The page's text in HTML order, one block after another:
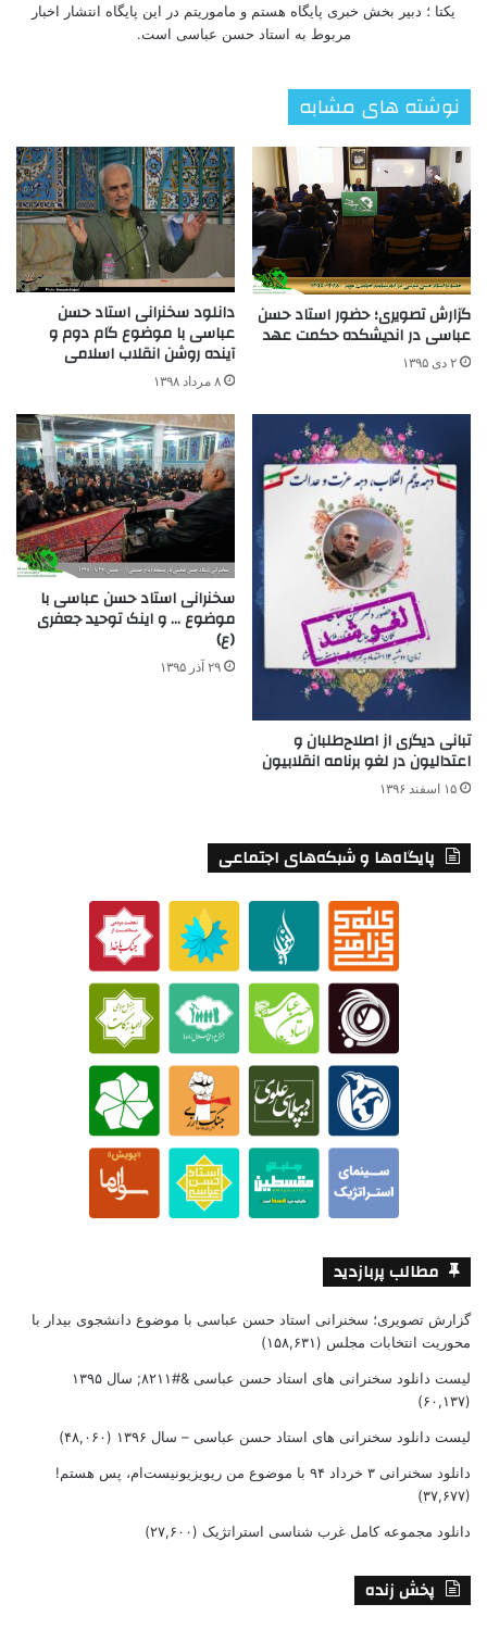
یکتا ؛ دبیر بخش خبری پایگاه هستم و ماموریتم در این پایگاه انتشار اخبار
مربوط به استاد حسن عباسی است.
نوشته های مشابه
گزارش تصویری؛ حضور استاد حسن
عباسی در اندیشکده حکمت عهد
۲ دی ۱۳۹۵
دانلود سخنرانی استاد حسن
عباسی با موضوع گام دوم و
آینده روشن انقلاب اسلامی
۸ مرداد ۱۳۹۸
تبانی دیگری از اصلاح‌طلبان و
اعتدالیون در لغو برنامه انقلابیون
۱۵ اسفند ۱۳۹۶
سخنرانی استاد حسن عباسی با
موضوع … و اینک توحید جعفری
(ع)
۲۹ آذر ۱۳۹۵
پایگاه‌ها و شبکه‌های اجتماعی
مطالب پربازدید
گزارش تصویری؛ سخنرانی استاد حسن عباسی با موضوع دانشجوی بیدار با
محوریت انتخابات مجلس (۱۵۸,۶۳۱)
لیست دانلود سخنرانی های استاد حسن عباسی &#۸۲۱۱; سال ۱۳۹۵
(۶۰,۱۳۷)
لیست دانلود سخنرانی های استاد حسن عباسی – سال ۱۳۹۶ (۴۸,۰۶۰)
دانلود سخنرانی ۳ خرداد ۹۴ با موضوع من ریویزیونیست‌ام، پس هستم!
(۳۷,۶۷۷)
دانلود مجموعه کامل غرب شناسی استراتژیک (۲۷,۶۰۰)
پخش زنده